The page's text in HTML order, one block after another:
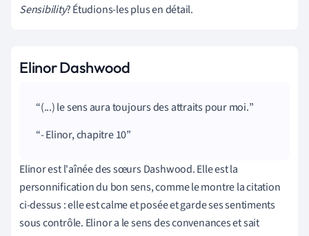
Sensibility? Étudions-les plus en détail.
Elinor Dashwood
(...) le sens aura toujours des attraits pour moi.
- Elinor, chapitre 10
Elinor est l'aînée des sœurs Dashwood. Elle est la
personnification du bon sens, comme le montre la citation
ci-dessus : elle est calme et posée et garde ses sentiments
sous contrôle. Elinor a le sens des convenances et sait